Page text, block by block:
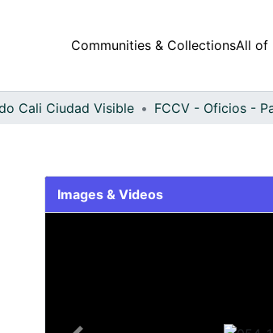
Communities & CollectionsAll of
Cali Ciudad Visible
Images & Videos